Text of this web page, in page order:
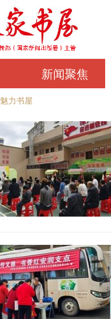
新闻聚焦
魅力书屋